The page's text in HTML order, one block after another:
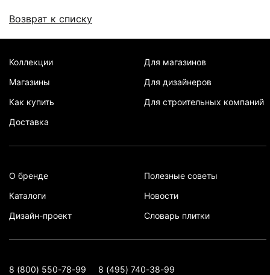
Возврат к списку
Коллекции
Магазины
Как купить
Доставка
Для магазинов
Для дизайнеров
Для строительных компаний
О бренде
Каталоги
Дизайн-проект
Полезные советы
Новости
Словарь плитки
8 (800) 550-78-99 8 (495) 740-38-99